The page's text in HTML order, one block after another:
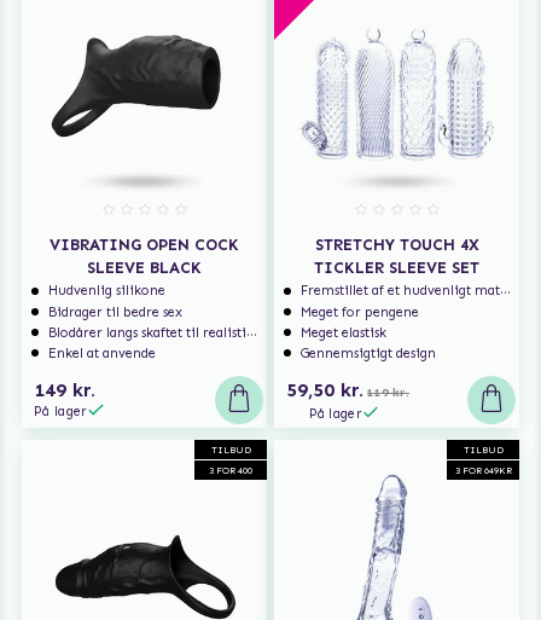
VIBRATING OPEN COCK
SLEEVE BLACK
Hudvenlig silikone
Bidrager til bedre sex
Blodårer langs skaftet til realistisk nydelse
Enkel at anvende
149 kr.
På lager
STRETCHY TOUCH 4X
TICKLER SLEEVE SET
Fremstillet af et hudvenligt materiale
Meget for pengene
Meget elastisk
Gennemsigtigt design
59,50 kr. 119 kr.
På lager
TILBUD
3 FOR 400
TILBUD
3 FOR 649KR